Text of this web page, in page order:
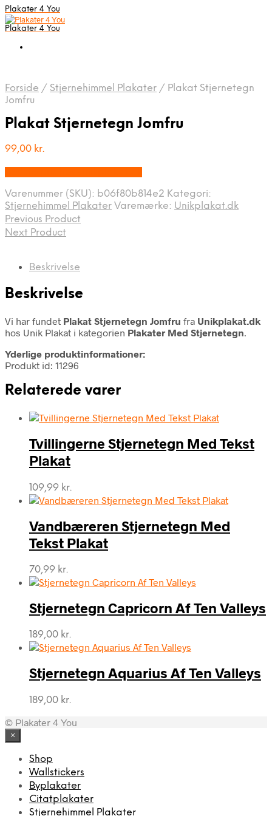
Plakater 4 You
Plakater 4 You
Forside / Stjernehimmel Plakater / Plakat Stjernetegn
Jomfru
Plakat Stjernetegn Jomfru
99,00 kr.
Varenummer (SKU): b06f80b814e2 Kategori:
Stjernehimmel Plakater Varemærke: Unikplakat.dk
Previous Product
Next Product
Beskrivelse
Beskrivelse
Vi har fundet Plakat Stjernetegn Jomfru fra Unikplakat.dk
hos Unik Plakat i kategorien Plakater Med Stjernetegn.
Yderlige produktinformationer:
Produkt id: 11296
Relaterede varer
Tvillingerne Stjernetegn Med Tekst
Plakat
109,99 kr.
Vandbæreren Stjernetegn Med
Tekst Plakat
70,99 kr.
Stjernetegn Capricorn Af Ten Valleys
189,00 kr.
Stjernetegn Aquarius Af Ten Valleys
189,00 kr.
© Plakater 4 You
×
Shop
Wallstickers
Byplakater
Citatplakater
Stjernehimmel Plakater